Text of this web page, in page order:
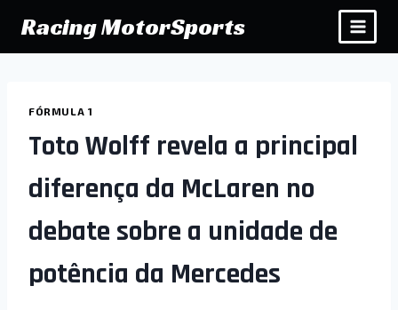
para
o
Racing MotorSports
FÓRMULA 1
Toto Wolff revela a principal
diferença da McLaren no
debate sobre a unidade de
potência da Mercedes